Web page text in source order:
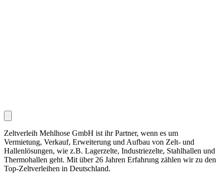
Zeltverleih Mehlhose GmbH ist ihr Partner, wenn es um
Vermietung, Verkauf, Erweiterung und Aufbau von Zelt- und
Hallenlösungen, wie z.B. Lagerzelte, Industriezelte, Stahlhallen und
Thermohallen geht. Mit über 26 Jahren Erfahrung zählen wir zu den
Top-Zeltverleihen in Deutschland.